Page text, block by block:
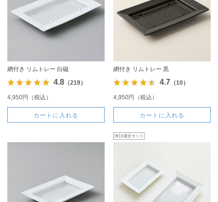
網付き リムトレー 白磁
4.8（219）
4,950円（税込）
カートに入れる
網付き リムトレー 黒
4.7 （10）
4,950円（税込）
カートに入れる